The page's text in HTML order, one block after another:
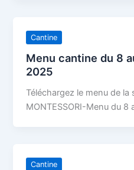
Cantine
Menu cantine du 8
2025
Téléchargez le menu de la
MONTESSORI-Menu du 8
Cantine